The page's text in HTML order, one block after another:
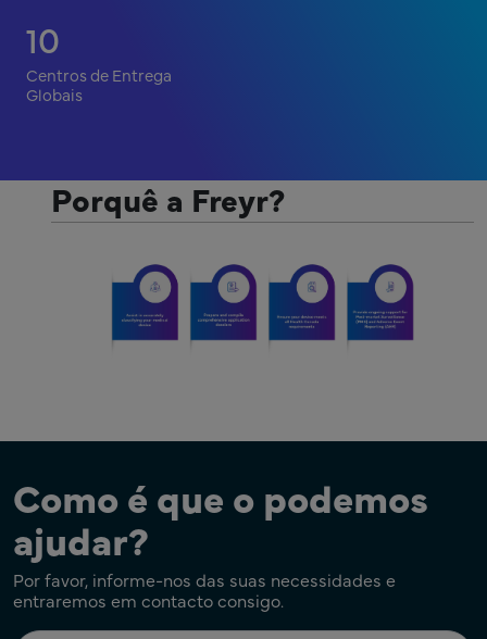
10
Centros de Entrega
Globais
Porquê a Freyr?
Como é que o podemos
ajudar?
Por favor, informe-nos das suas necessidades e
entraremos em contacto consigo.